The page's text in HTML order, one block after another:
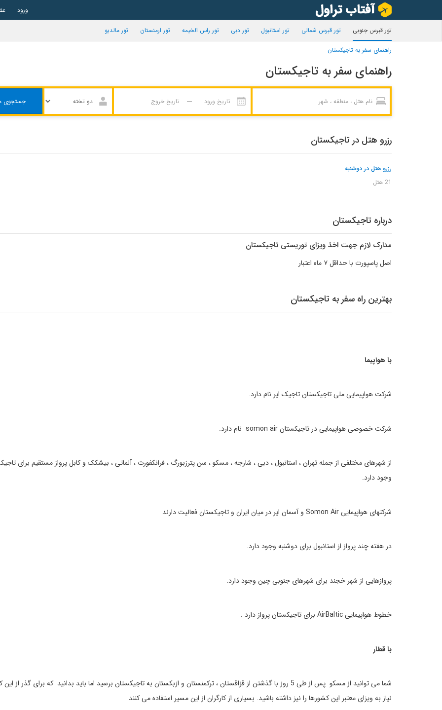
ورود
تور قبرس جنوبی تور قبرس شمالی تور استانبول تور دبی تور راس الخیمه تور ارمنستان تور مالدیو
راهنمای سفر به تاجیکستان
راهنمای سفر به تاجیکستان
جستجوی
رزرو هتل در تاجیکستان
رزرو هتل در دوشنبه
21 هتل
درباره تاجیکستان
مدارک لازم جهت اخذ ویزای توریستی تاجیکستان
اصل پاسپورت با حداقل ۷ ماه اعتبار
بهترین راه سفر به تاجیکستان
با هواپیما
شرکت هواپیمایی ملی تاجیکستان تاجیک ایر نام دارد.
شرکت خصوصی هواپیمایی در تاجیکستان somon air نام دارد.
از شهرهای مختلفی از جمله تهران ، استانبول ، دبی ، شارجه ، مسکو ، سن پترزبورگ ، فرانکفورت ، آلماتی ، بیشکک و کابل پرواز مستقیم برای
وجود دارد.
شرکتهای هواپیمایی Somon Air و آسمان ایر در میان ایران و تاجیکستان فعالیت دارند
در هفته چند پرواز از استانبول برای دوشنبه وجود دارد.
پروازهایی از شهر خجند برای شهرهای جنوبی چین وجود دارد.
خطوط هواپیمایی AirBaltic برای تاجیکستان پرواز دارد .
با قطار
شما می توانید از مسکو پس از طی 5 روز با گذشتن از قزاقستان ، ترکمنستان و ازبکستان به تاجیکستان برسید اما باید بدانید که برای گذر از
نیاز به ویزای معتبر این کشورها را نیز داشته باشید. بسیاری از کارگران از این مسیر استفاده می کنند